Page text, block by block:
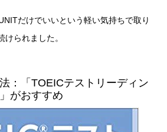
だけでいいという軽い気持ちで取り
られました。
：「TOEICテストリーディン
がおすすめ